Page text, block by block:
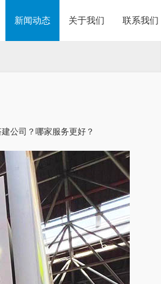
新闻动态 关于我们 联系我们
公司？哪家服务更好？